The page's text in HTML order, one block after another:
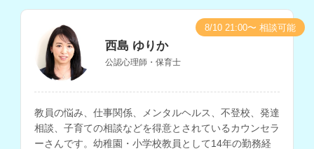
西島 ゆりか
公認心理師・保育士
教員の悩み、仕事関係、メンタルヘルス、不登校、発達
相談、子育ての相談などを得意とされているカウンセラ
ーさんです。幼稚園・小学校教員として14年の勤務経
8/10 21:00〜 相談可能